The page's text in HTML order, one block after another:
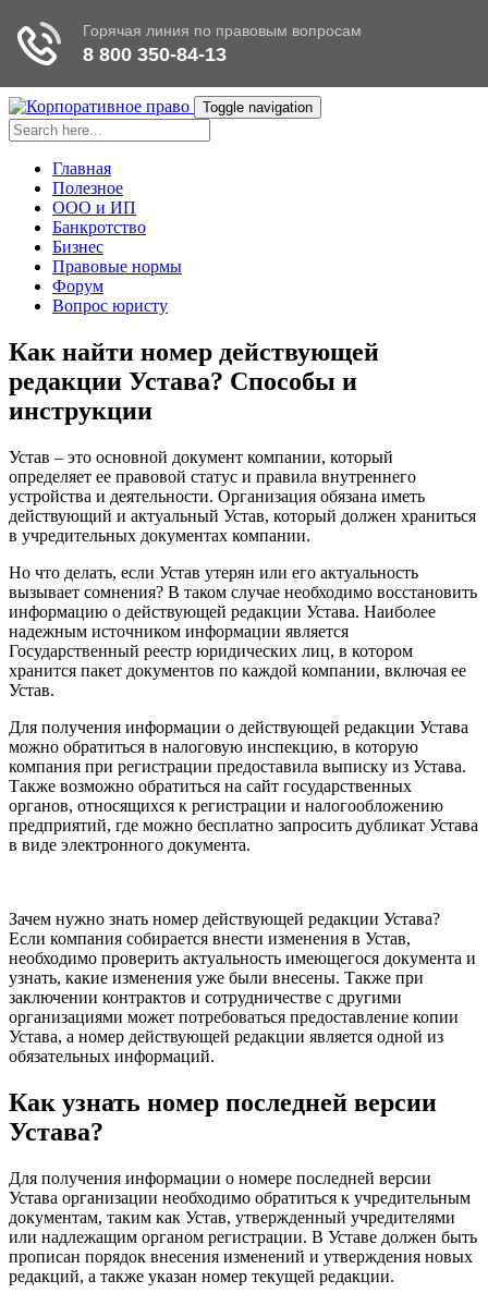
Toggle navigation
Главная
Полезное
ООО и ИП
Банкротство
Бизнес
Правовые нормы
Форум
Вопрос юристу
Как найти номер действующей
редакции Устава? Способы и
инструкции
Устав – это основной документ компании, который
определяет ее правовой статус и правила внутреннего
устройства и деятельности. Организация обязана иметь
действующий и актуальный Устав, который должен храниться
в учредительных документах компании.
Но что делать, если Устав утерян или его актуальность
вызывает сомнения? В таком случае необходимо восстановить
информацию о действующей редакции Устава. Наиболее
надежным источником информации является
Государственный реестр юридических лиц, в котором
хранится пакет документов по каждой компании, включая ее
Устав.
Для получения информации о действующей редакции Устава
можно обратиться в налоговую инспекцию, в которую
компания при регистрации предоставила выписку из Устава.
Также возможно обратиться на сайт государственных
органов, относящихся к регистрации и налогообложению
предприятий, где можно бесплатно запросить дубликат Устава
в виде электронного документа.
Зачем нужно знать номер действующей редакции Устава?
Если компания собирается внести изменения в Устав,
необходимо проверить актуальность имеющегося документа и
узнать, какие изменения уже были внесены. Также при
заключении контрактов и сотрудничестве с другими
организациями может потребоваться предоставление копии
Устава, а номер действующей редакции является одной из
обязательных информаций.
Как узнать номер последней версии
Устава?
Для получения информации о номере последней версии
Устава организации необходимо обратиться к учредительным
документам, таким как Устав, утвержденный учредителями
или надлежащим органом регистрации. В Уставе должен быть
прописан порядок внесения изменений и утверждения новых
редакций, а также указан номер текущей редакции.